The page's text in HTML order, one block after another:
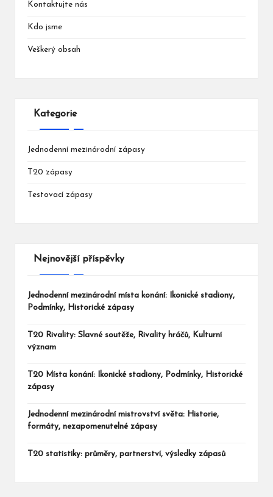
Kontaktujte nás
Kdo jsme
Veškerý obsah
Kategorie
Jednodenní mezinárodní zápasy
T20 zápasy
Testovací zápasy
Nejnovější příspěvky
Jednodenní mezinárodní místa konání: Ikonické stadiony,
Podmínky, Historické zápasy
T20 Rivality: Slavné soutěže, Rivality hráčů, Kulturní
význam
T20 Místa konání: Ikonické stadiony, Podmínky, Historické
zápasy
Jednodenní mezinárodní mistrovství světa: Historie,
formáty, nezapomenutelné zápasy
T20 statistiky: průměry, partnerství, výsledky zápasů